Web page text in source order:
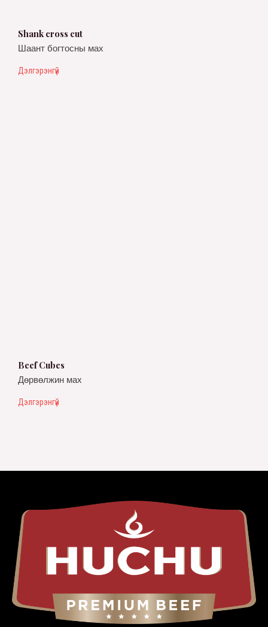
Shank cross cut
Шаант богтосны мах
Дэлгэрэнгүй
Beef Cubes
Дөрвөлжин мах
Дэлгэрэнгүй